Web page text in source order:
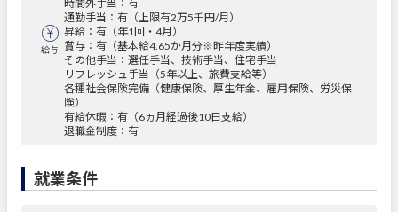
給与
時間外手当：有
通勤手当：有（上限有2万5千円/月）
昇給：有（年1回・4月）
賞与：有（基本給4.65か月分※昨年度実績）
その他手当：選任手当、技術手当、住宅手当
リフレッシュ手当（5年以上、旅費支給等）
各種社会保険完備（健康保険、厚生年金、雇用保険、労災保
険）
有給休暇：有（6ヵ月経過後10日支給）
退職金制度：有
就業条件